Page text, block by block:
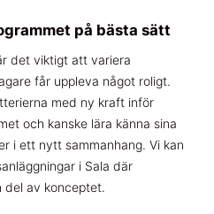
på bästa sätt
det viktigt att variera
får uppleva något roligt.
med ny kraft inför
och kanske lära känna sina
i ett nytt sammanhang. Vi kan
i Sala där
del av konceptet.